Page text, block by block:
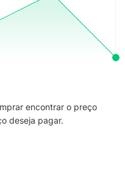
encontrar o preço
deseja pagar.